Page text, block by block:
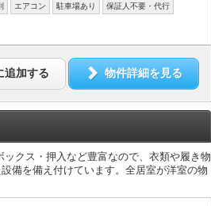
エアコン 駐車場あり 保証人不要・代行
追加する 物件詳細を見る
ックス・押入など豊富なので、衣類や履き物
備を備え付けています。全居室が洋室の物